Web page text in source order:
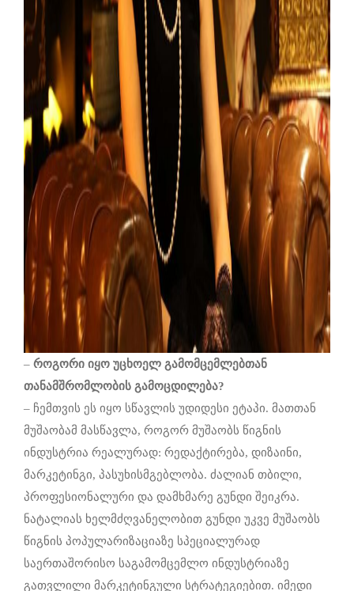
– როგორი იყო უცხოელ გამომცემლებთან
თანამშრომლობის გამოცდილება?
– ჩემთვის ეს იყო სწავლის უდიდესი ეტაპი. მათთან
მუშაობამ მასწავლა, როგორ მუშაობს წიგნის
ინდუსტრია რეალურად: რედაქტირება, დიზაინი,
მარკეტინგი, პასუხისმგებლობა. ძალიან თბილი,
პროფესიონალური და დამხმარე გუნდი შეიკრა.
ნატალიას ხელმძღვანელობით გუნდი უკვე მუშაობს
წიგნის პოპულარიზაციაზე სპეციალურად
საერთაშორისო საგამომცემლო ინდუსტრიაზე
გათვლილი მარკეტინგული სტრატეგიებით. იმედი